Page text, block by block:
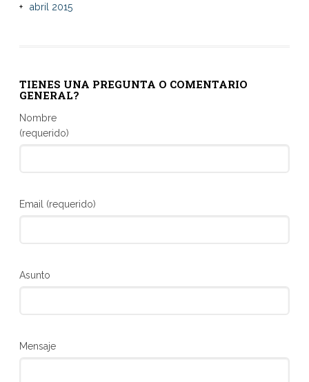
abril 2015
TIENES UNA PREGUNTA O COMENTARIO
GENERAL?
Nombre
(requerido)
Email (requerido)
Asunto
Mensaje